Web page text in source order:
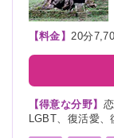
【料金】20分
【得意な分野】
LGBT、復活愛、